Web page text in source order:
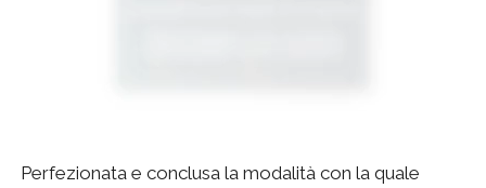
Perfezionata e conclusa la modalità con la quale